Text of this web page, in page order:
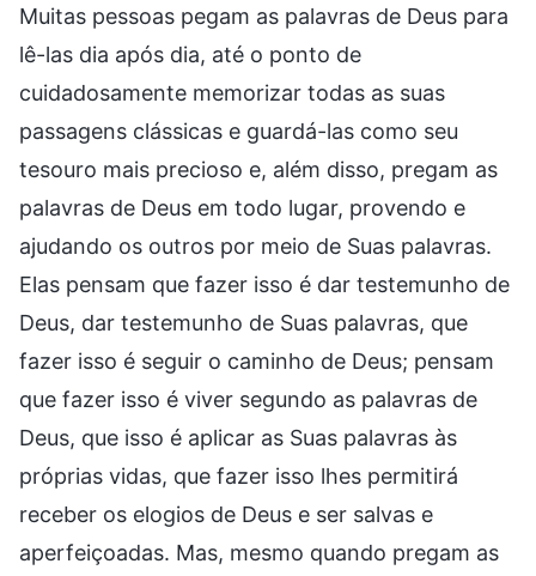
Muitas pessoas pegam as palavras de Deus para
lê-las dia após dia, até o ponto de
cuidadosamente memorizar todas as suas
passagens clássicas e guardá-las como seu
tesouro mais precioso e, além disso, pregam as
palavras de Deus em todo lugar, provendo e
ajudando os outros por meio de Suas palavras.
Elas pensam que fazer isso é dar testemunho de
Deus, dar testemunho de Suas palavras, que
fazer isso é seguir o caminho de Deus; pensam
que fazer isso é viver segundo as palavras de
Deus, que isso é aplicar as Suas palavras às
próprias vidas, que fazer isso lhes permitirá
receber os elogios de Deus e ser salvas e
aperfeiçoadas. Mas, mesmo quando pregam as